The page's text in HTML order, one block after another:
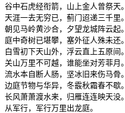
谷中石虎经衔箭，山上金人曾祭天。
天涯一去无穷已，蓟门迢递三千里。
朝见马岭黄沙合，夕望龙城阵云起。
庭中奇树已堪攀，塞外征人殊未还。
白雪初下天山外，浮云直上五原间。
关山万里不可越，谁能坐对芳菲月。
流水本自断人肠，坚冰旧来伤马骨。
边庭节物与华异，冬霰秋霜春不歇。
长风萧萧渡水来，归雁连连映天没。
从军行，军行万里出龙庭。